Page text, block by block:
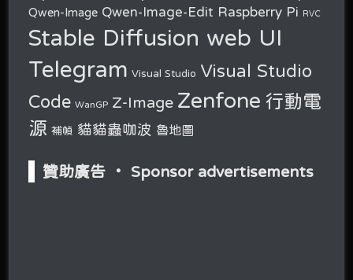
Qwen-Image Qwen-Image-Edit Raspberry Pi RVC
Stable Diffusion web UI
Telegram Visual Studio Visual Studio
Code WanGP Z-Image Zenfone 行動電
源 補幀 貓貓蟲咖波 魯地圖
贊助廣告 ‧ Sponsor advertisements